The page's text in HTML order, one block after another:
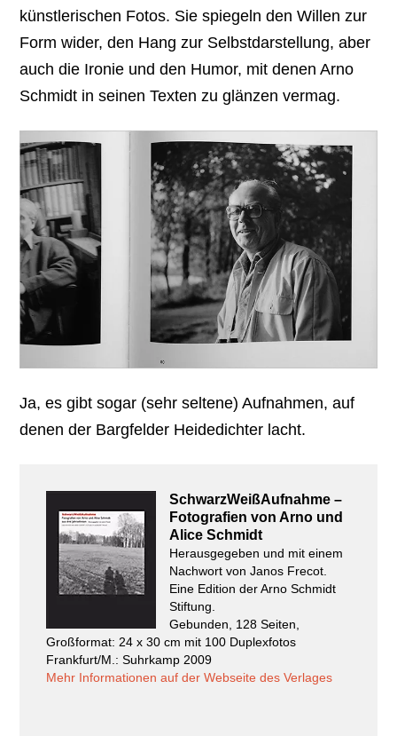
künstlerischen Fotos. Sie spiegeln den Willen zur
Form wider, den Hang zur Selbstdarstellung, aber
auch die Ironie und den Humor, mit denen Arno
Schmidt in seinen Texten zu glänzen vermag.
Ja, es gibt sogar (sehr seltene) Aufnahmen, auf
denen der Bargfelder Heidedichter lacht.
SchwarzWeißAufnahme –
Fotografien von Arno und
Alice Schmidt
Herausgegeben und mit einem
Nachwort von Janos Frecot.
Eine Edition der Arno Schmidt
Stiftung.
Gebunden, 128 Seiten,
Großformat: 24 x 30 cm mit 100 Duplexfotos
Frankfurt/M.: Suhrkamp 2009
Mehr Informationen auf der Webseite des Verlages